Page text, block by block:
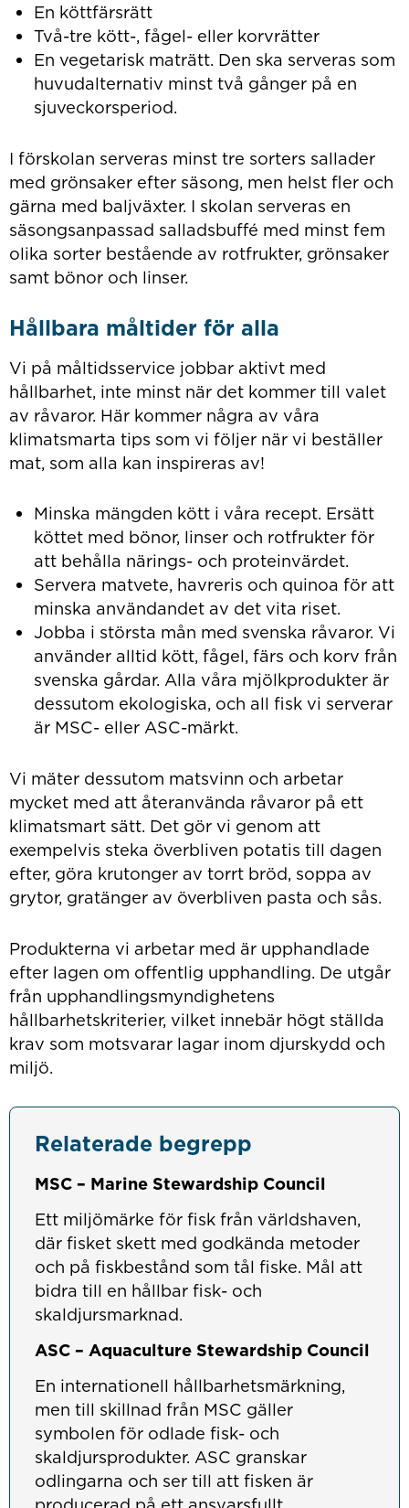
En köttfärsrätt
Två-tre kött-, fågel- eller korvrätter
En vegetarisk maträtt. Den ska serveras som
huvudalternativ minst två gånger på en
sjuveckorsperiod.
I förskolan serveras minst tre sorters sallader
med grönsaker efter säsong, men helst fler och
gärna med baljväxter. I skolan serveras en
säsongsanpassad salladsbuffé med minst fem
olika sorter bestående av rotfrukter, grönsaker
samt bönor och linser.
Hållbara måltider för alla
Vi på måltidsservice jobbar aktivt med
hållbarhet, inte minst när det kommer till valet
av råvaror. Här kommer några av våra
klimatsmarta tips som vi följer när vi beställer
mat, som alla kan inspireras av!
Minska mängden kött i våra recept. Ersätt
köttet med bönor, linser och rotfrukter för
att behålla närings- och proteinvärdet.
Servera matvete, havreris och quinoa för att
minska användandet av det vita riset.
Jobba i största mån med svenska råvaror. Vi
använder alltid kött, fågel, färs och korv från
svenska gårdar. Alla våra mjölkprodukter är
dessutom ekologiska, och all fisk vi serverar
är MSC- eller ASC-märkt.
Vi mäter dessutom matsvinn och arbetar
mycket med att återanvända råvaror på ett
klimatsmart sätt. Det gör vi genom att
exempelvis steka överbliven potatis till dagen
efter, göra krutonger av torrt bröd, soppa av
grytor, gratänger av överbliven pasta och sås.
Produkterna vi arbetar med är upphandlade
efter lagen om offentlig upphandling. De utgår
från upphandlingsmyndighetens
hållbarhetskriterier, vilket innebär högt ställda
krav som motsvarar lagar inom djurskydd och
miljö.
Relaterade begrepp
MSC – Marine Stewardship Council
Ett miljömärke för fisk från världshaven,
där fisket skett med godkända metoder
och på fiskbestånd som tål fiske. Mål att
bidra till en hållbar fisk- och
skaldjursmarknad.
ASC – Aquaculture Stewardship Council
En internationell hållbarhetsmärkning,
men till skillnad från MSC gäller
symbolen för odlade fisk- och
skaldjursprodukter. ASC granskar
odlingarna och ser till att fisken är